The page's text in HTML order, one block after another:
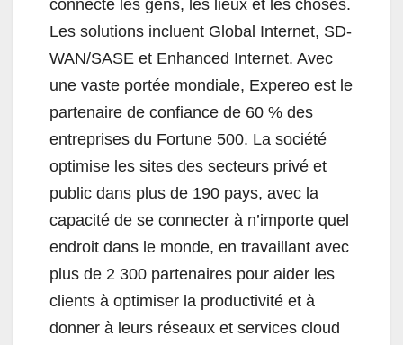
connecte les gens, les lieux et les choses.
Les solutions incluent Global Internet, SD-
WAN/SASE et Enhanced Internet. Avec
une vaste portée mondiale, Expereo est le
partenaire de confiance de 60 % des
entreprises du Fortune 500. La société
optimise les sites des secteurs privé et
public dans plus de 190 pays, avec la
capacité de se connecter à n’importe quel
endroit dans le monde, en travaillant avec
plus de 2 300 partenaires pour aider les
clients à optimiser la productivité et à
donner à leurs réseaux et services cloud